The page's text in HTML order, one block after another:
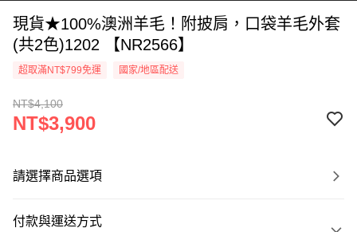
現貨★100%澳洲羊毛！附披肩，口袋羊毛外套
(共2色)1202 【NR2566】
超取滿NT$799免運 國家/地區配送
NT$4,100
NT$3,900
請選擇商品選項
付款與運送方式